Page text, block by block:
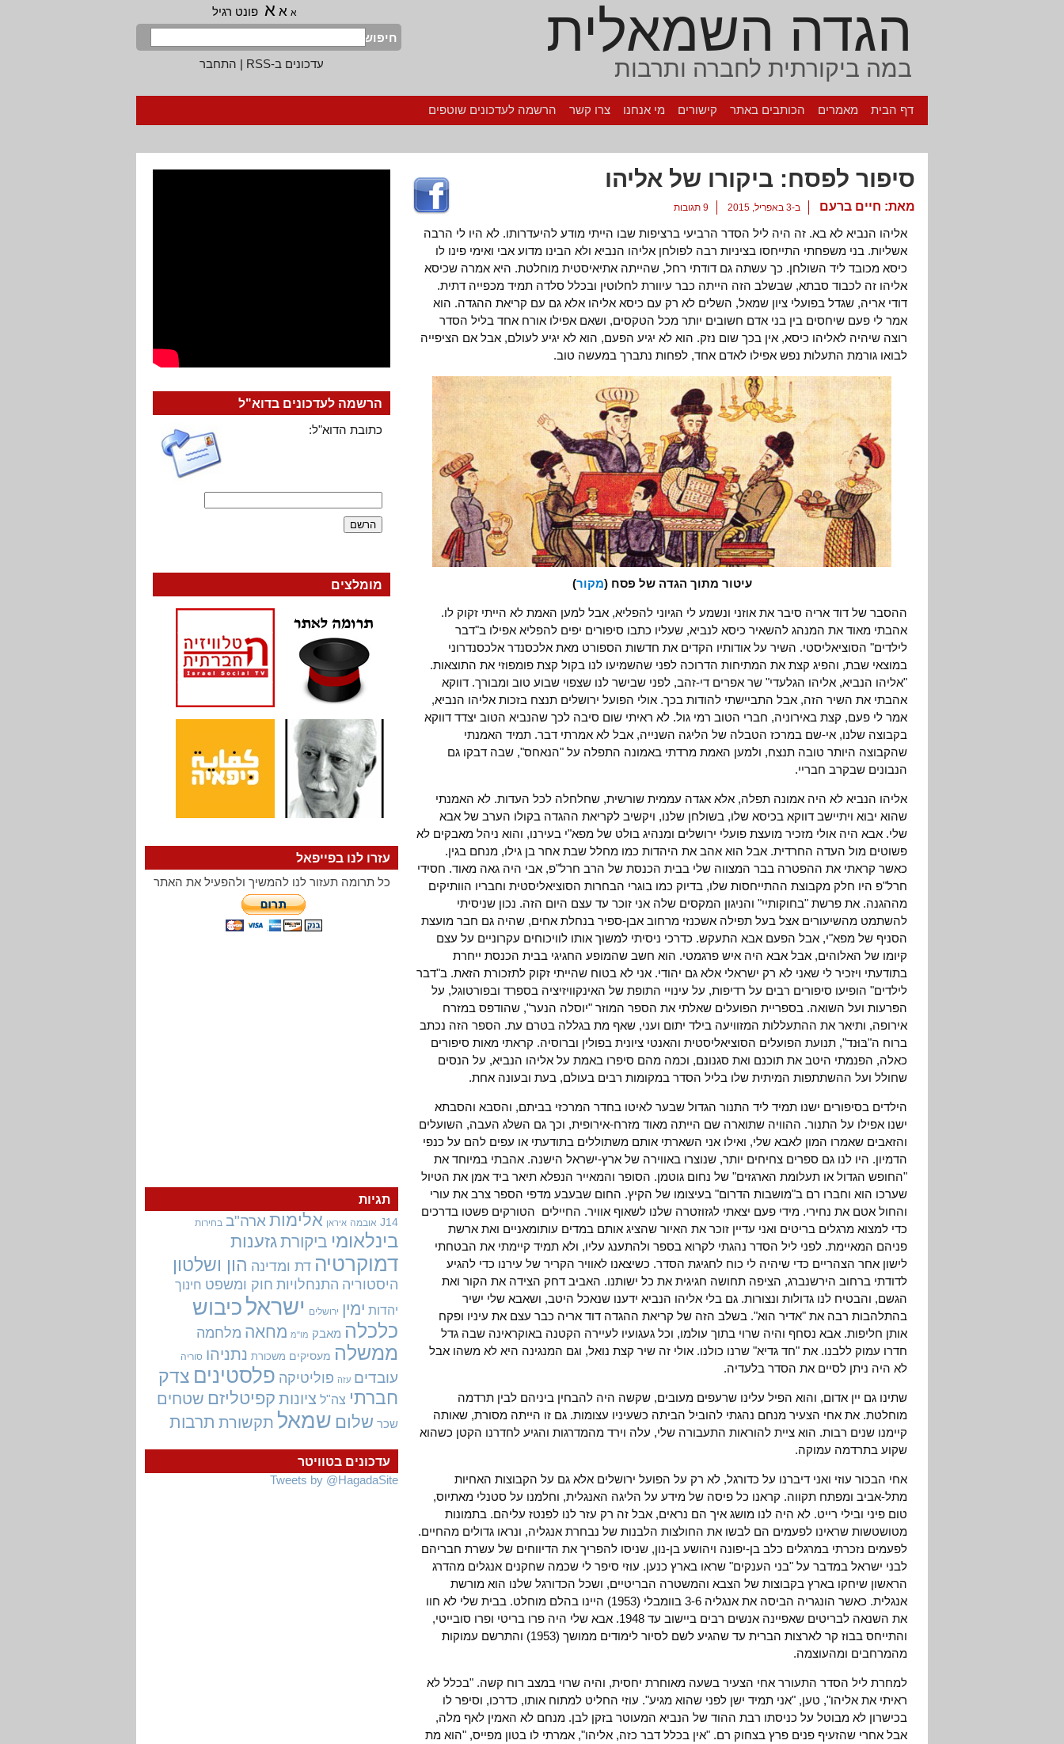
הגדה השמאלית
במה ביקורתית לחברה ותרבות
א א א פונט רגיל
חיפוש
עדכונים ב-RSS
| התחבר
דף הבית מאמרים הכותבים באתר קישורים מי אנחנו צרו קשר הרשמה לעדכונים שוטפים
סיפור לפסח: ביקורו של אליהו
מאת: חיים ברעם ב-3 באפריל, 2015 9 תגובות
אליהו הנביא לא בא. זה היה ליל הסדר הרביעי ברציפות שבו הייתי מודע להיעדרותו. לא היו לי הרבה
אשליות. בני משפחתי התייחסו בציניות רבה לפולחן אליהו הנביא ולא הבינו מדוע אבי ואימי פינו לו
כיסא מכובד ליד השולחן. כך עשתה גם דודתי רחל, שהייתה אתיאיסטית מוחלטת. היא אמרה שכיסא
אליהו זה לכבוד סבתא, שבשלב הזה הייתה כבר עיוורת לחלוטין ובכלל סלדה תמיד מכפייה דתית.
דודי אריה, שגדל בפועלי ציון שמאל, השלים לא רק עם כיסא אליהו אלא גם עם קריאת ההגדה. הוא
אמר לי פעם שיחסים בין בני אדם חשובים יותר מכל הטקסים, ושאם אפילו אורח אחד בליל הסדר
רוצה שיהיה לאליהו כיסא, אין בכך שום נזק. הוא לא יגיע הפעם, הוא לא יגיע לעולם, אבל אם הציפייה
לבואו גורמת התעלות נפש אפילו לאדם אחד, לפחות נתברך במעשה טוב.
עיטור מתוך הגדה של פסח (מקור)
ההסבר של דוד אריה סיבר את אוזני ונשמע לי הגיוני להפליא, אבל למען האמת לא הייתי זקוק לו.
אהבתי מאוד את המנהג להשאיר כיסא לנביא, שעליו כתבו סיפורים יפים להפליא אפילו ב"דבר
לילדים" הסוציאליסטי. השיר על אודותיו הקדים את חדשות הספורט מאת אלכסנדר אלכסנדרוני
במוצאי שבת, והפיג קצת את המתיחות הדרוכה לפני שהשמיעו לנו בקול קצת פומפוזי את התוצאות.
"אליהו הנביא, אליהו הגלעדי" שר אפרים די-זהב, לפני שבישר לנו שצפוי שבוע טוב ומבורך. דווקא
אהבתי את השיר הזה, אבל התביישתי להודות בכך. אולי הפועל ירושלים תנצח בזכות אליהו הנביא,
אמר לי פעם, קצת באירוניה, חברי הטוב רמי גול. לא ראיתי שום סיבה לכך שהנביא הטוב יצדד דווקא
בקבוצה שלנו, אי-שם במרכז הטבלה של הליגה השנייה, אבל לא אמרתי דבר. תמיד האמנתי
שהקבוצה היותר טובה תנצח, ולמען האמת מרדתי באמונה התפלה על "הנאחס", שבה דבקו גם
הנבונים שבקרב חבריי.
אליהו הנביא לא היה אמונה תפלה, אלא אגדה עממית שורשית, שחלחלה לכל העדות. לא האמנתי
שהוא יבוא ויתיישב דווקא בכיסא שלו, בשולחן שלנו, ויקשיב לקריאת ההגדה בקולו הערב של אבא
שלי. אבא היה אולי מזכיר מועצת פועלי ירושלים ומנהיג בולט של מפא"י בעירנו, והוא ניהל מאבקים לא
פשוטים מול העדה החרדית. אבל הוא אהב את היהדות כמו מחלל שבת אחר בן גילו, מנחם בגין.
כאשר קראתי את ההפטרה בבר המצווה שלי בבית הכנסת של הרב חרל"פ, אבי היה גאה מאוד. חסידי
חרל"פ היו חלק מקבוצת ההתייחסות שלו, בדיוק כמו בוגרי הבחרות הסוציאליסטית וחבריו הוותיקים
מההגנה. את פרשת "בחוקותיי" והניגון המקסים שלה אני זוכר עד עצם היום הזה. נכון שניסיתי
להשתמט מהשיעורים אצל בעל תפילה אשכנזי מרחוב אבן-ספיר בנחלת אחים, שהיה גם חבר מועצת
הסניף של מפא"י, אבל הפעם אבא התעקש. כדרכי ניסיתי למשוך אותו לוויכוחים עקרוניים על עצם
קיומו של האלוהים, אבל אבא היה איש פרגמטי. הוא חשב שהמופע החגיגי בבית הכנסת ייחרת
בתודעתי ויזכיר לי שאני לא רק ישראלי אלא גם יהודי. אני לא בטוח שהייתי זקוק לתזכורת הזאת. ב"דבר
לילדים" הופיעו סיפורים רבים על רדיפות, על עינויי התופת של האינקוויזיציה בספרד ובפורטוגל, על
הפּרעות ועל השואה. בספריית הפועלים שאלתי את הספר המוזר "יוסלה הנער", שהודפס במזרח
אירופה, ותיאר את ההתעללות המזוויעה בילד יתום ועני, שאף מת בגללה בטרם עת. הספר הזה נכתב
ברוח ה"בּוּנד", תנועת הפועלים הסוציאליסטית והאנטי ציונית בפולין וברוסיה. קראתי מאות סיפורים
כאלה, הפנמתי היטב את תוכנם ואת סגנונם, וכמה מהם סיפרו באמת על אליהו הנביא, על הנסים
שחולל ועל ההשתתפות המיתית שלו בליל הסדר במקומות רבים בעולם, בעת ובעונה אחת.
הילדים בסיפורים ישנו תמיד ליד התנור הגדול שבער לאיטו בחדר המרכזי בביתם, והסבא והסבתא
ישנו אפילו על התנור. ההוויה שתוארה שם הייתה מאוד מזרח-אירופית, וכך גם השלג העבה, השועלים
והזאבים שאמרו המון לאבא שלי, ואילו אני השארתי אותם משתוללים בתודעתי או עפים להם על כנפי
הדמיון. היו לנו גם ספרים צחיחים יותר, שנוצרו באווירה של ארץ-ישראל הישנה. אהבתי במיוחד את
"החופש הגדול או תעלומת הארגזים" של נחום גוטמן. הסופר והמאייר הנפלא תיאר ביד אמן את הטיול
שערכו הוא וחברו רם ב"מושבות הדרום" בעיצומו של הקיץ. החום שבעבע מדפי הספר צרב את עורי
והחול אטם את נחירי. מידי פעם יצאתי לגזוזטרה שלנו לשאוף אוויר. החיילים הטורקים פשטו בדרכים
כדי למצוא מרגלים בריטים ואני עדיין זוכר את האיור שהציג אותם במדים עותומאניים ואת ארשת
פניהם המאיימת. לפני ליל הסדר נהגתי לקרוא בספר ולהתענג עליו, ולא תמיד קיימתי את הבטחתי
לישון אחר הצהריים כדי שיהיה לי כוח לחגיגת הסדר. כשיצאנו לאוויר הקריר של עירנו כדי להגיע
לדודתי ברחוב הירשנברג, הציפה תחושה חגיגית את כל ישותנו. האביב דחק הצידה את הקור ואת
הגשם, והבטיח לנו גדולות ונצורות. גם בלי אליהו הנביא ידענו שנאכל היטב, ושאבא שלי ישיר
בהתלהבות רבה את "אדיר הוא". בשלב הזה של קריאת ההגדה דוד אריה כבר עצם את עיניו ופקח
אותן חליפות. אבא נסחף והיה שרוי בתוך עולמו, וכל געגועיו לעיירה הקטנה באוקראינה שבה גדל
חדרו עמוק ללבנו. את "חד גדיא" שרנו כולנו. אולי זה שיר קצת נואל, וגם המנגינה היא לא משהו אבל
לא היה ניתן לסיים את הסדר בלעדיה.
שתינו גם יין אדום, והוא הפיל עלינו שרעפים מעובים, שקשה היה להבחין ביניהם לבין תרדמה
מוחלטת. את אחי הצעיר מנחם נהגתי להוביל הביתה כשעיניו עצומות. גם זו הייתה מסורת, שאותה
קיימנו שנים רבות. הוא ציית להוראות התעבורה שלי, עלה וירד מהמדרגות והגיע לחדרנו הקטן כשהוא
שקוע בתרדמה עמוקה.
אחי הבכור עוזי ואני דיברנו על כדורגל, לא רק על הפועל ירושלים אלא גם על הקבוצות האחיות
מתל-אביב ומפתח תקווה. קראנו כל פיסה של מידע על הליגה האנגלית, וחלמנו על סטנלי מאתיוס,
טום פיני ובילי רייט. לא היה לנו מושג איך הם נראים, אבל זה רק עזר לנו לפנטז עליהם. בתמונות
מטושטשות שראינו לפעמים הם לבשו את החולצות הלבנות של נבחרת אנגליה, ונראו גדולים מהחיים.
לפעמים נזכרתי במרגלים כלב בן-יפונה ויהושע בן-נון, שניסו להפריך את הדיווחים של עשרת חבריהם
לבני ישראל במדבר על "בני הענקים" שראו בארץ כנען. עוזי סיפר לי שכמה שחקנים אנגלים מהדרג
הראשון שיחקו בארץ בקבוצות של הצבא והמשטרה הבריטיים, ושכל הכדורגל שלנו הוא מורשת
אנגלית. כאשר הונגריה הביסה את אנגליה 3-6 בוומבלי (1953) היינו בהלם מוחלט. בבית שלי לא חוו
את השנאה לבריטים שאפיינה אנשים רבים ביישוב עד 1948. אבא שלי היה פרו בריטי ופרו סובייטי,
והתייחס בבוז קר לארצות הברית עד שהגיע לשם לסיור לימודים ממושך (1953) והתרשם עמוקות
מהמרחבים ומהעוצמה.
למחרת ליל הסדר התעורר אחי הצעיר בשעה מאוחרת יחסית, והיה שרוי במצב רוח קשה. "בכלל לא
ראיתי את אליהו", טען, "אני תמיד ישן לפני שהוא מגיע". עוזי החליט למתוח אותו, כדרכו, וסיפר לו
בכישרון לא מבוטל על כניסתו רבת ההוד של הנביא המעוטר בזקן לבן. מנחם לא האמין לאף מלה,
אבל אחרי שהזעיף פנים פרץ בצחוק רם. "אין בכלל דבר כזה, אליהו", אמרתי לו בטון מפייס, "הוא מת
הרשמה לעדכונים בדוא"ל
כתובת הדוא"ל:
מומלצים
עזרו לנו בפייפאל
כל תרומה תעזור לנו להמשיך ולהפעיל את האתר
עדכונים בטוויטר
Tweets by @HagadaSite
תגיות
J14 אובמה איראן אלימות ארה"ב בחירות
בינלאומי ביקורתגזענות
דמוקרטיה דת ומדינה הון ושלטון
היסטוריה התנחלויות חוק ומשפט חינוך
יהדות ימין ירושלים ישראל כיבוש
כלכלה מאבק מו"מ מחאה מלחמה
ממשלה מעסיקים משכורת נתניהו סוריה
עובדים עזה פוליטיקה פלסטינים צדק
חברתי צה"ל ציונות קפיטליזם שטחים
שכר שלום שמאל תקשורת תרבות